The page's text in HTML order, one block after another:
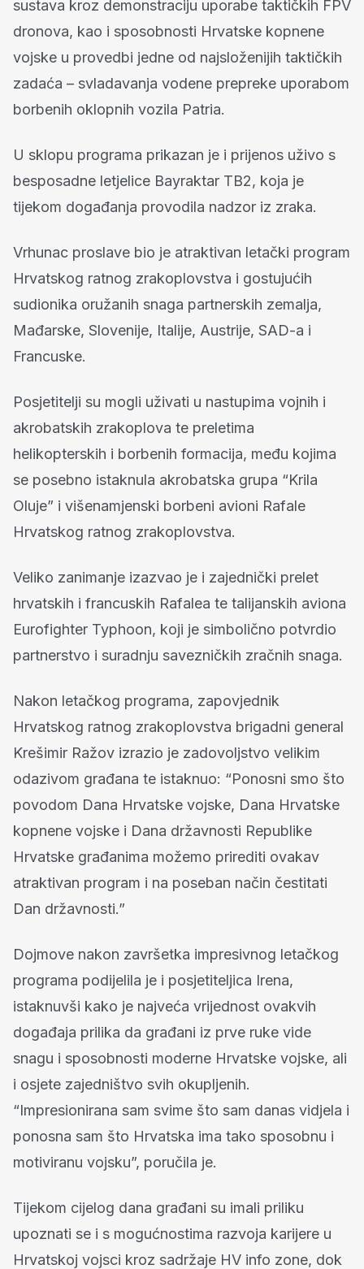
sustava kroz demonstraciju uporabe taktičkih FPV
dronova, kao i sposobnosti Hrvatske kopnene
vojske u provedbi jedne od najsloženijih taktičkih
zadaća – svladavanja vodene prepreke uporabom
borbenih oklopnih vozila Patria.
U sklopu programa prikazan je i prijenos uživo s
besposadne letjelice Bayraktar TB2, koja je
tijekom događanja provodila nadzor iz zraka.
Vrhunac proslave bio je atraktivan letački program
Hrvatskog ratnog zrakoplovstva i gostujućih
sudionika oružanih snaga partnerskih zemalja,
Mađarske, Slovenije, Italije, Austrije, SAD-a i
Francuske.
Posjetitelji su mogli uživati u nastupima vojnih i
akrobatskih zrakoplova te preletima
helikopterskih i borbenih formacija, među kojima
se posebno istaknula akrobatska grupa “Krila
Oluje” i višenamjenski borbeni avioni Rafale
Hrvatskog ratnog zrakoplovstva.
Veliko zanimanje izazvao je i zajednički prelet
hrvatskih i francuskih Rafalea te talijanskih aviona
Eurofighter Typhoon, koji je simbolično potvrdio
partnerstvo i suradnju savezničkih zračnih snaga.
Nakon letačkog programa, zapovjednik
Hrvatskog ratnog zrakoplovstva brigadni general
Krešimir Ražov izrazio je zadovoljstvo velikim
odazivom građana te istaknuo: “Ponosni smo što
povodom Dana Hrvatske vojske, Dana Hrvatske
kopnene vojske i Dana državnosti Republike
Hrvatske građanima možemo prirediti ovakav
atraktivan program i na poseban način čestitati
Dan državnosti.”
Dojmove nakon završetka impresivnog letačkog
programa podijelila je i posjetiteljica Irena,
istaknuvši kako je najveća vrijednost ovakvih
događaja prilika da građani iz prve ruke vide
snagu i sposobnosti moderne Hrvatske vojske, ali
i osjete zajedništvo svih okupljenih.
“Impresionirana sam svime što sam danas vidjela i
ponosna sam što Hrvatska ima tako sposobnu i
motiviranu vojsku”, poručila je.
Tijekom cijelog dana građani su imali priliku
upoznati se i s mogućnostima razvoja karijere u
Hrvatskoj vojsci kroz sadržaje HV info zone, dok